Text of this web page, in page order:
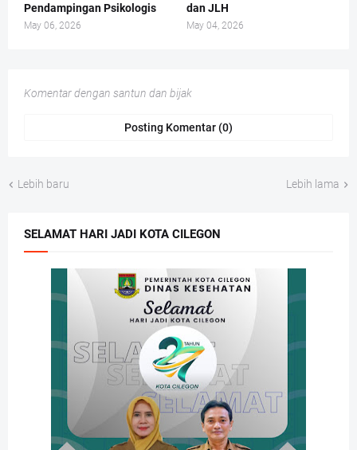
Pendampingan Psikologis
May 06, 2026
dan JLH
May 04, 2026
Komentar dengan santun dan bijak
Posting Komentar (0)
Lebih baru Lebih lama
SELAMAT HARI JADI KOTA CILEGON